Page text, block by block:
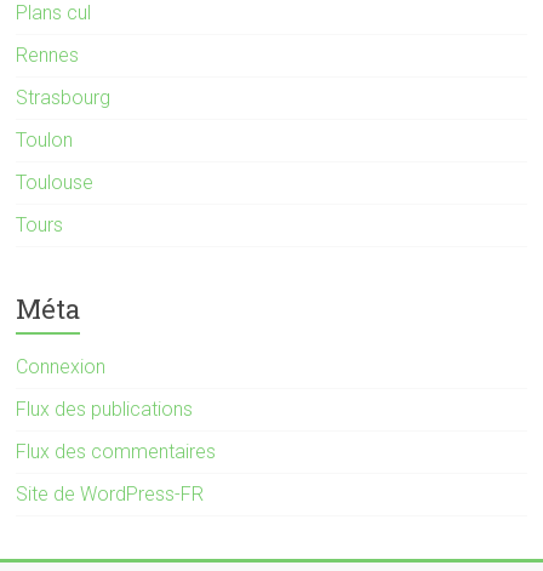
Plans cul
Rennes
Strasbourg
Toulon
Toulouse
Tours
Méta
Connexion
Flux des publications
Flux des commentaires
Site de WordPress-FR